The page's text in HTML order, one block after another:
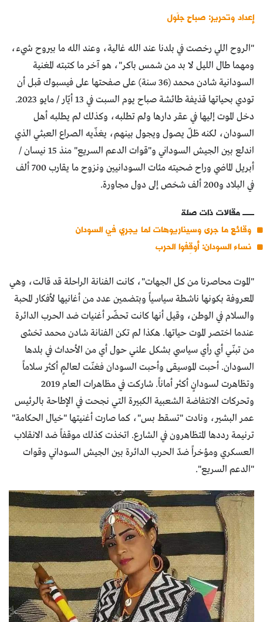
إعداد وتحرير: صباح جلّول
"الروح اللي رخصت في بلدنا عند الله غالية، وعند الله ما بيروح شيء،
ومهما طال الليل لا بد من شمس باكر"، هو آخر ما كتبته المغنية
السودانية شادن محمد (36 سنة) على صفحتها على فيسبوك قبل أن
تودي بحياتها قذيفة طائشة صباح يوم السبت في 13 أيّار / مايو 2023.
دخل الموت إليها في عقر دارها ولم تطلبه، وكذلك لم يطلبه أهل
السودان، لكنه ظلّ يصول ويجول بينهم، يغذّيه الصراع العبثي الذي
اندلع بين الجيش السوداني و"قوات الدعم السريع" منذ 15 نيسان /
أبريل الماضي وراح ضحيته مئات السودانيين ونزوح ما يقارب 700 ألف
في البلاد و200 ألف شخص إلى دول مجاورة.
مقالات ذات صلة
وقائع ما جرى وسيناريوهات لما يجري في السودان
نساء السودان: أوقِفوا الحرب
"الموت محاصرنا من كل الجهات"، كانت الفنانة الراحلة قد قالت، وهي
المعروفة بكونها ناشطة سياسياً وبتضمين عدد من أغانيها لأفكار المحبة
والسلام في الوطن، وقيل أنها كانت تحضّر أغنيات ضد الحرب الدائرة
عندما اختصر الموت حياتها. هكذا لم تكن الفنانة شادن محمد تخشى
من تبنّي أي رأي سياسي بشكل علني حول أي من الأحداث في بلدها
السودان. أحبت الموسيقى وأحبت السودان فغنّت لعالمٍ أكثر سلاماً
وتظاهرت لسودانٍ أكثر أماناً. شاركت في مظاهرات العام 2019
وتحركات الانتفاضة الشعبية الكبيرة التي نجحت في الإطاحة بالرئيس
عمر البشير، ونادت "تسقط بس"، كما صارت أغنيتها "خيال الحكامة"
ترنيمة رددها المتظاهرون في الشارع. اتخذت كذلك موقفاً ضد الانقلاب
العسكري ومؤخراً ضدّ الحرب الدائرة بين الجيش السوداني وقوات
"الدعم السريع".